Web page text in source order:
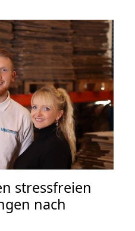
stressfreien
nach